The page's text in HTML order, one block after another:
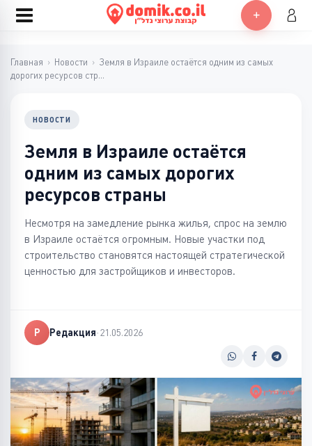
Главная › Новости › Земля в Израиле остаётся одним из самых
дорогих ресурсов стр...
НОВОСТИ
Земля в Израиле остаётся
одним из самых дорогих
ресурсов страны
Несмотря на замедление рынка жилья, спрос на землю
в Израиле остаётся огромным. Новые участки под
строительство становятся настоящей стратегической
ценностью для застройщиков и инвесторов.
Р Редакция·21.05.2026